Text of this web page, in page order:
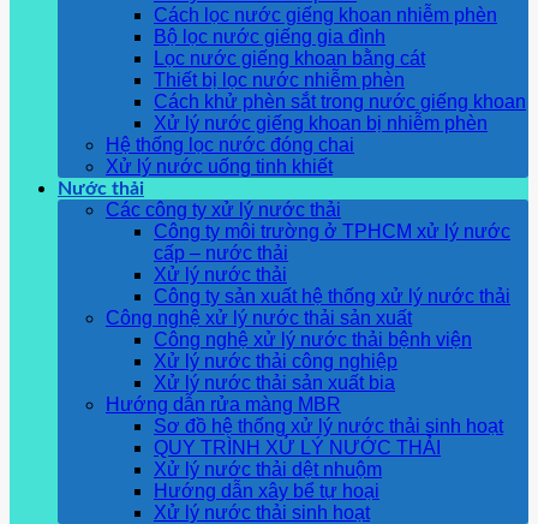
Cách lọc nước giếng khoan nhiễm phèn
Bộ lọc nước giếng gia đình
Lọc nước giếng khoan bằng cát
Thiết bị lọc nước nhiễm phèn
Cách khử phèn sắt trong nước giếng khoan
Xử lý nước giếng khoan bị nhiễm phèn
Hệ thống lọc nước đóng chai
Xử lý nước uống tinh khiết
Nước thải
Các công ty xử lý nước thải
Công ty môi trường ở TPHCM xử lý nước
cấp – nước thải
Xử lý nước thải
Công ty sản xuất hệ thống xử lý nước thải
Công nghệ xử lý nước thải sản xuất
Công nghệ xử lý nước thải bệnh viện
Xử lý nước thải công nghiệp
Xử lý nước thải sản xuất bia
Hướng dẫn rửa màng MBR
Sơ đồ hệ thống xử lý nước thải sinh hoạt
QUY TRÌNH XỬ LÝ NƯỚC THẢI
Xử lý nước thải dệt nhuộm
Hướng dẫn xây bể tự hoại
Xử lý nước thải sinh hoạt